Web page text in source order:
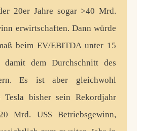
20er Jahre sogar >40 Mrd.
erwirtschaften. Dann würde
beim EV/EBITDA unter 15
dem Durchschnitt des
Es ist aber gleichwohl
Tesla bisher sein Rekordjahr
Mrd. US$ Betriebsgewinn,